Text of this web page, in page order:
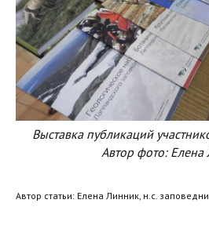
Выставка публикаций
Автор фото: Елена
Автор статьи: Елена Линник, н.с.